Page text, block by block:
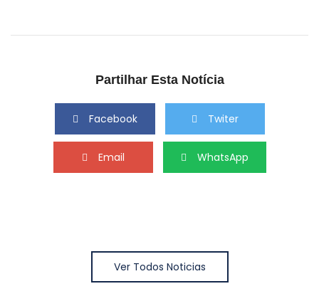
Partilhar Esta Notícia
Facebook Twiter
Email WhatsApp
Ver Todos Noticias